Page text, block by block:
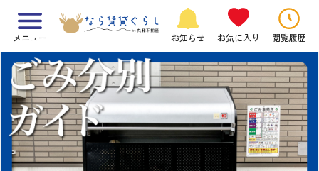
メニュー お知らせ お気に入り 閲覧履歴